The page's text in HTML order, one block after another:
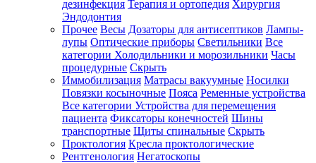
дезинфекция Терапия и ортопедия Хирургия
Эндодонтия
Прочее Весы Дозаторы для антисептиков Лампы-
лупы Оптические приборы Светильники Все
категории Холодильники и морозильники Часы
процедурные Скрыть
Иммобилизация Матрасы вакуумные Носилки
Повязки косыночные Пояса Ременные устройства
Все категории Устройства для перемещения
пациента Фиксаторы конечностей Шины
транспортные Щиты спинальные Скрыть
Проктология Кресла проктологические
Рентгенология Негатоскопы